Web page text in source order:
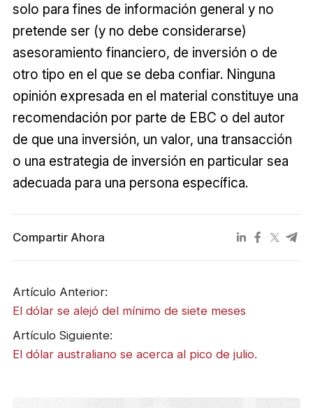
solo para fines de información general y no
pretende ser (y no debe considerarse)
asesoramiento financiero, de inversión o de
otro tipo en el que se deba confiar. Ninguna
opinión expresada en el material constituye una
recomendación por parte de EBC o del autor
de que una inversión, un valor, una transacción
o una estrategia de inversión en particular sea
adecuada para una persona específica.
Compartir Ahora
Artículo Anterior:
El dólar se alejó del mínimo de siete meses
Artículo Siguiente:
El dólar australiano se acerca al pico de julio.